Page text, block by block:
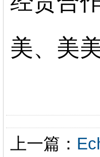
美、美
上一篇：